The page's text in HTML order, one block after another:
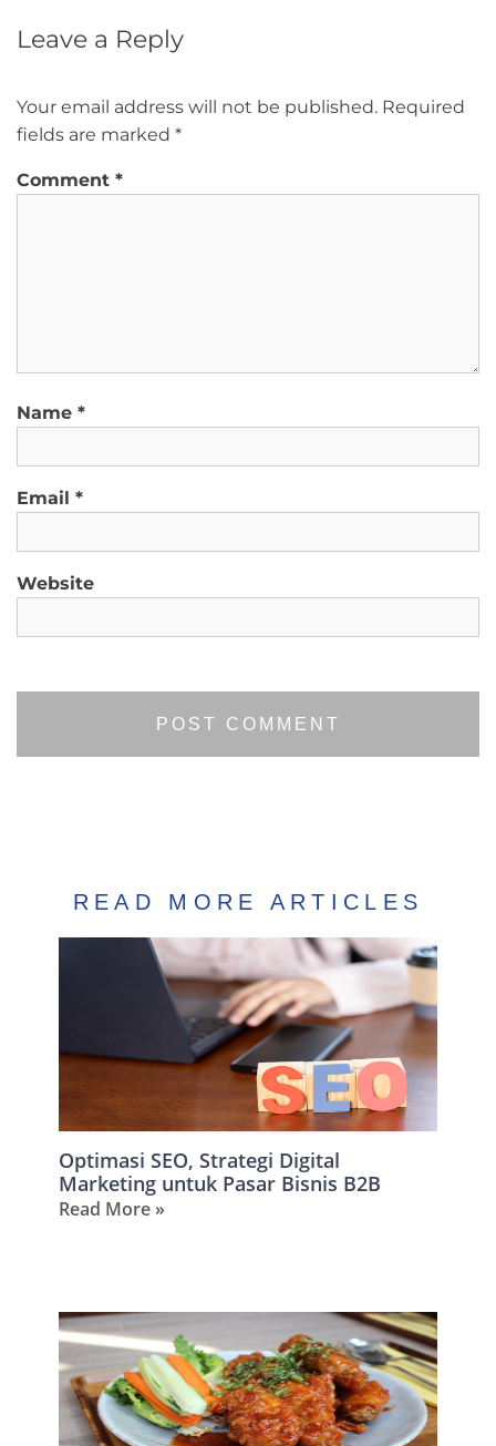
Leave a Reply
Your email address will not be published. Required
fields are marked *
Comment *
Name *
Email *
Website
READ MORE ARTICLES
Optimasi SEO, Strategi Digital
Marketing untuk Pasar Bisnis B2B
Read More »